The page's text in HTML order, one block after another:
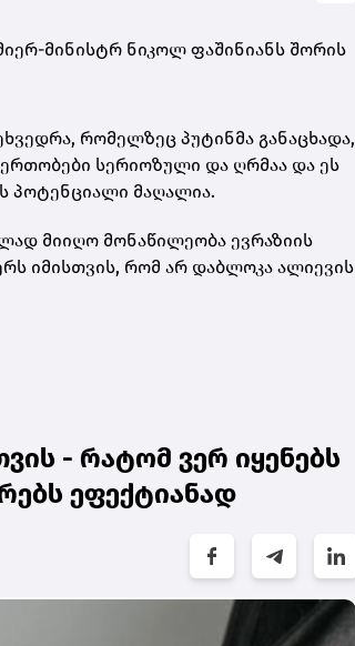
მინისტრ ნიკოლ ფაშინიანს შორის
რომელზეც პუტინმა განაცხადა,
სერიოზული და ღრმაა და ეს
პოტენციალი მაღალია.
მიიღო მონაწილეობა ევრაზიის
იმისთვის, რომ არ დაბლოკა ალიევის
- რატომ ვერ იყენებს
ეფექტიანად